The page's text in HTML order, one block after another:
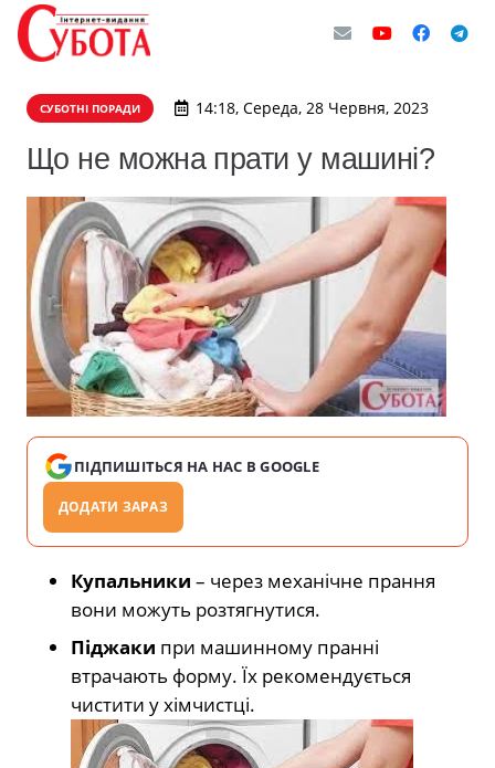
СУБОТНІ ПОРАДИ 14:18, Середа, 28 Червня, 2023
Що не можна прати у машині?
ПІДПИШІТЬСЯ НА НАС В GOOGLE
ДОДАТИ ЗАРАЗ
Купальники – через механічне прання
вони можуть розтягнутися.
Піджаки при машинному пранні
втрачають форму. Їх рекомендується
чистити у хімчистці.